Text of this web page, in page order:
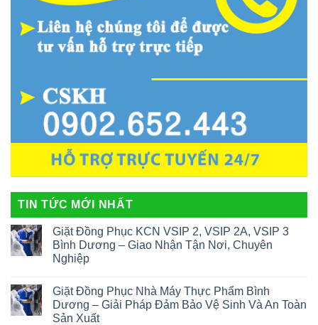
TIN TỨC MỚI NHẤT
Giặt Đồng Phục KCN VSIP 2, VSIP 2A, VSIP 3
Bình Dương – Giao Nhận Tận Nơi, Chuyên
Nghiệp
Giặt Đồng Phục Nhà Máy Thực Phẩm Bình
Dương – Giải Pháp Đảm Bảo Vệ Sinh Và An Toàn
Sản Xuất